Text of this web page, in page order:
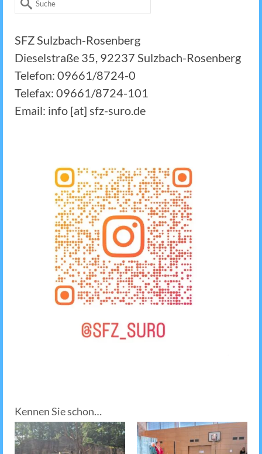
SFZ Sulzbach-Rosenberg
Dieselstraße 35, 92237 Sulzbach-Rosenberg
Telefon: 09661/8724-0
Telefax: 09661/8724-101
Email: info [at] sfz-suro.de
Kennen Sie schon…